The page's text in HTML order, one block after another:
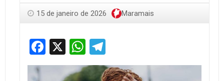
15 de janeiro de 2026 Maramais
Facebook
X WhatsApp